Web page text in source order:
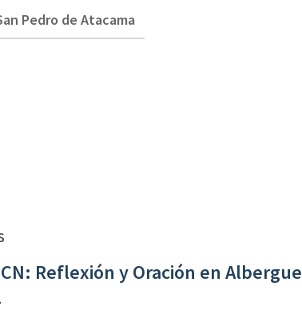
Pedro de Atacama
Reflexión y Oración en Albergue